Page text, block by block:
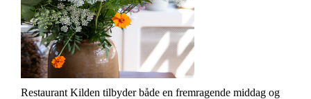
Restaurant Kilden tilbyder både en fremragende middag og